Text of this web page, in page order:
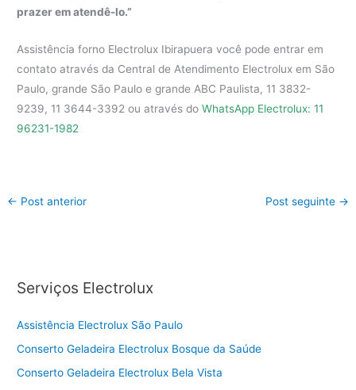
prazer em atendê-lo.”
Assistência forno Electrolux Ibirapuera você pode entrar em
contato através da Central de Atendimento Electrolux em São
Paulo, grande São Paulo e grande ABC Paulista, 11 3832-
9239, 11 3644-3392 ou através doWhatsApp Electrolux: 11
96231-1982
← Post anterior Post seguinte →
Serviços Electrolux
Assistência Electrolux São Paulo
Conserto Geladeira Electrolux Bosque da Saúde
Conserto Geladeira Electrolux Bela Vista